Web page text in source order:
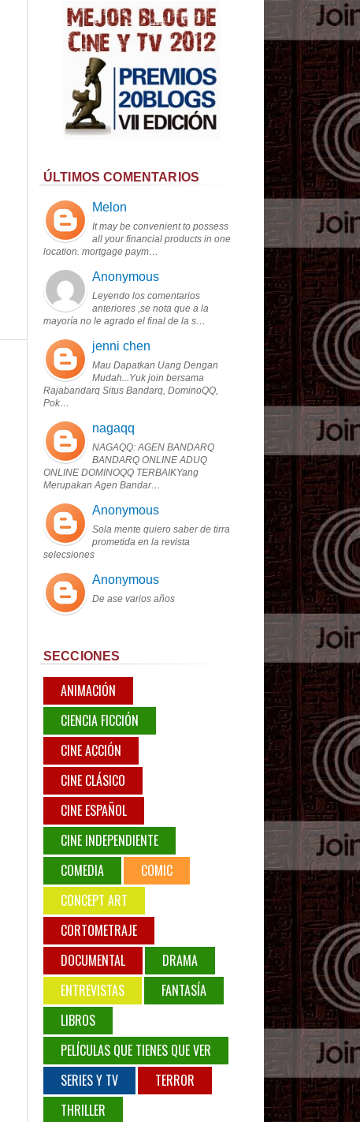
ÚLTIMOS COMENTARIOS
Melon
It may be convenient to possess
all your financial products in one
location. mortgage paym…
Anonymous
Leyendo los comentarios
anteriores ,se nota que a la
mayoría no le agrado el final de la s…
jenni chen
Mau Dapatkan Uang Dengan
Mudah...Yuk join bersama
Rajabandarq Situs Bandarq, DominoQQ,
Pok…
nagaqq
NAGAQQ: AGEN BANDARQ
BANDARQ ONLINE ADUQ
ONLINE DOMINOQQ TERBAIKYang
Merupakan Agen Bandar…
Anonymous
Sola mente quiero saber de tirra
prometida en la revista
selecsiones
Anonymous
De ase varios años
SECCIONES
ANIMACIÓN
CIENCIA FICCIÓN
CINE ACCIÓN
CINE CLÁSICO
CINE ESPAÑOL
CINE INDEPENDIENTE
COMEDIA
COMIC
CONCEPT ART
CORTOMETRAJE
DOCUMENTAL
DRAMA
ENTREVISTAS
FANTASÍA
LIBROS
PELÍCULAS QUE TIENES QUE VER
SERIES Y TV
TERROR
THRILLER